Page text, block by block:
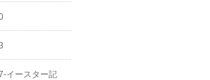
イースター記